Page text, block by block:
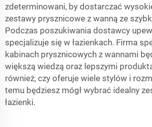
zdeterminowani, by dostarczać
zestawy prysznicowe z wanną ze
Podczas poszukiwania dostawcy
specjalizuje się w łazienkach. Firma
kabinach prysznicowych z wannami
większą wiedzą oraz lepszymi
również, czy oferuje wiele stylów i
temu będziesz mógł wybrać idealny
łazienki.